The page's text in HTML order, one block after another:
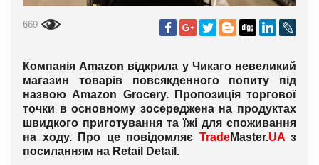
669
Компанія Amazon відкрила у Чикаго невеликий
магазин товарів повсякденного попиту під
назвою Amazon Grocery. Пропозиція торгової
точки в основному зосереджена на продуктах
швидкого приготування та їжі для споживання
на ходу. Про це повідомляє TradeMaster.UAз
посиланням на Retail Detail .